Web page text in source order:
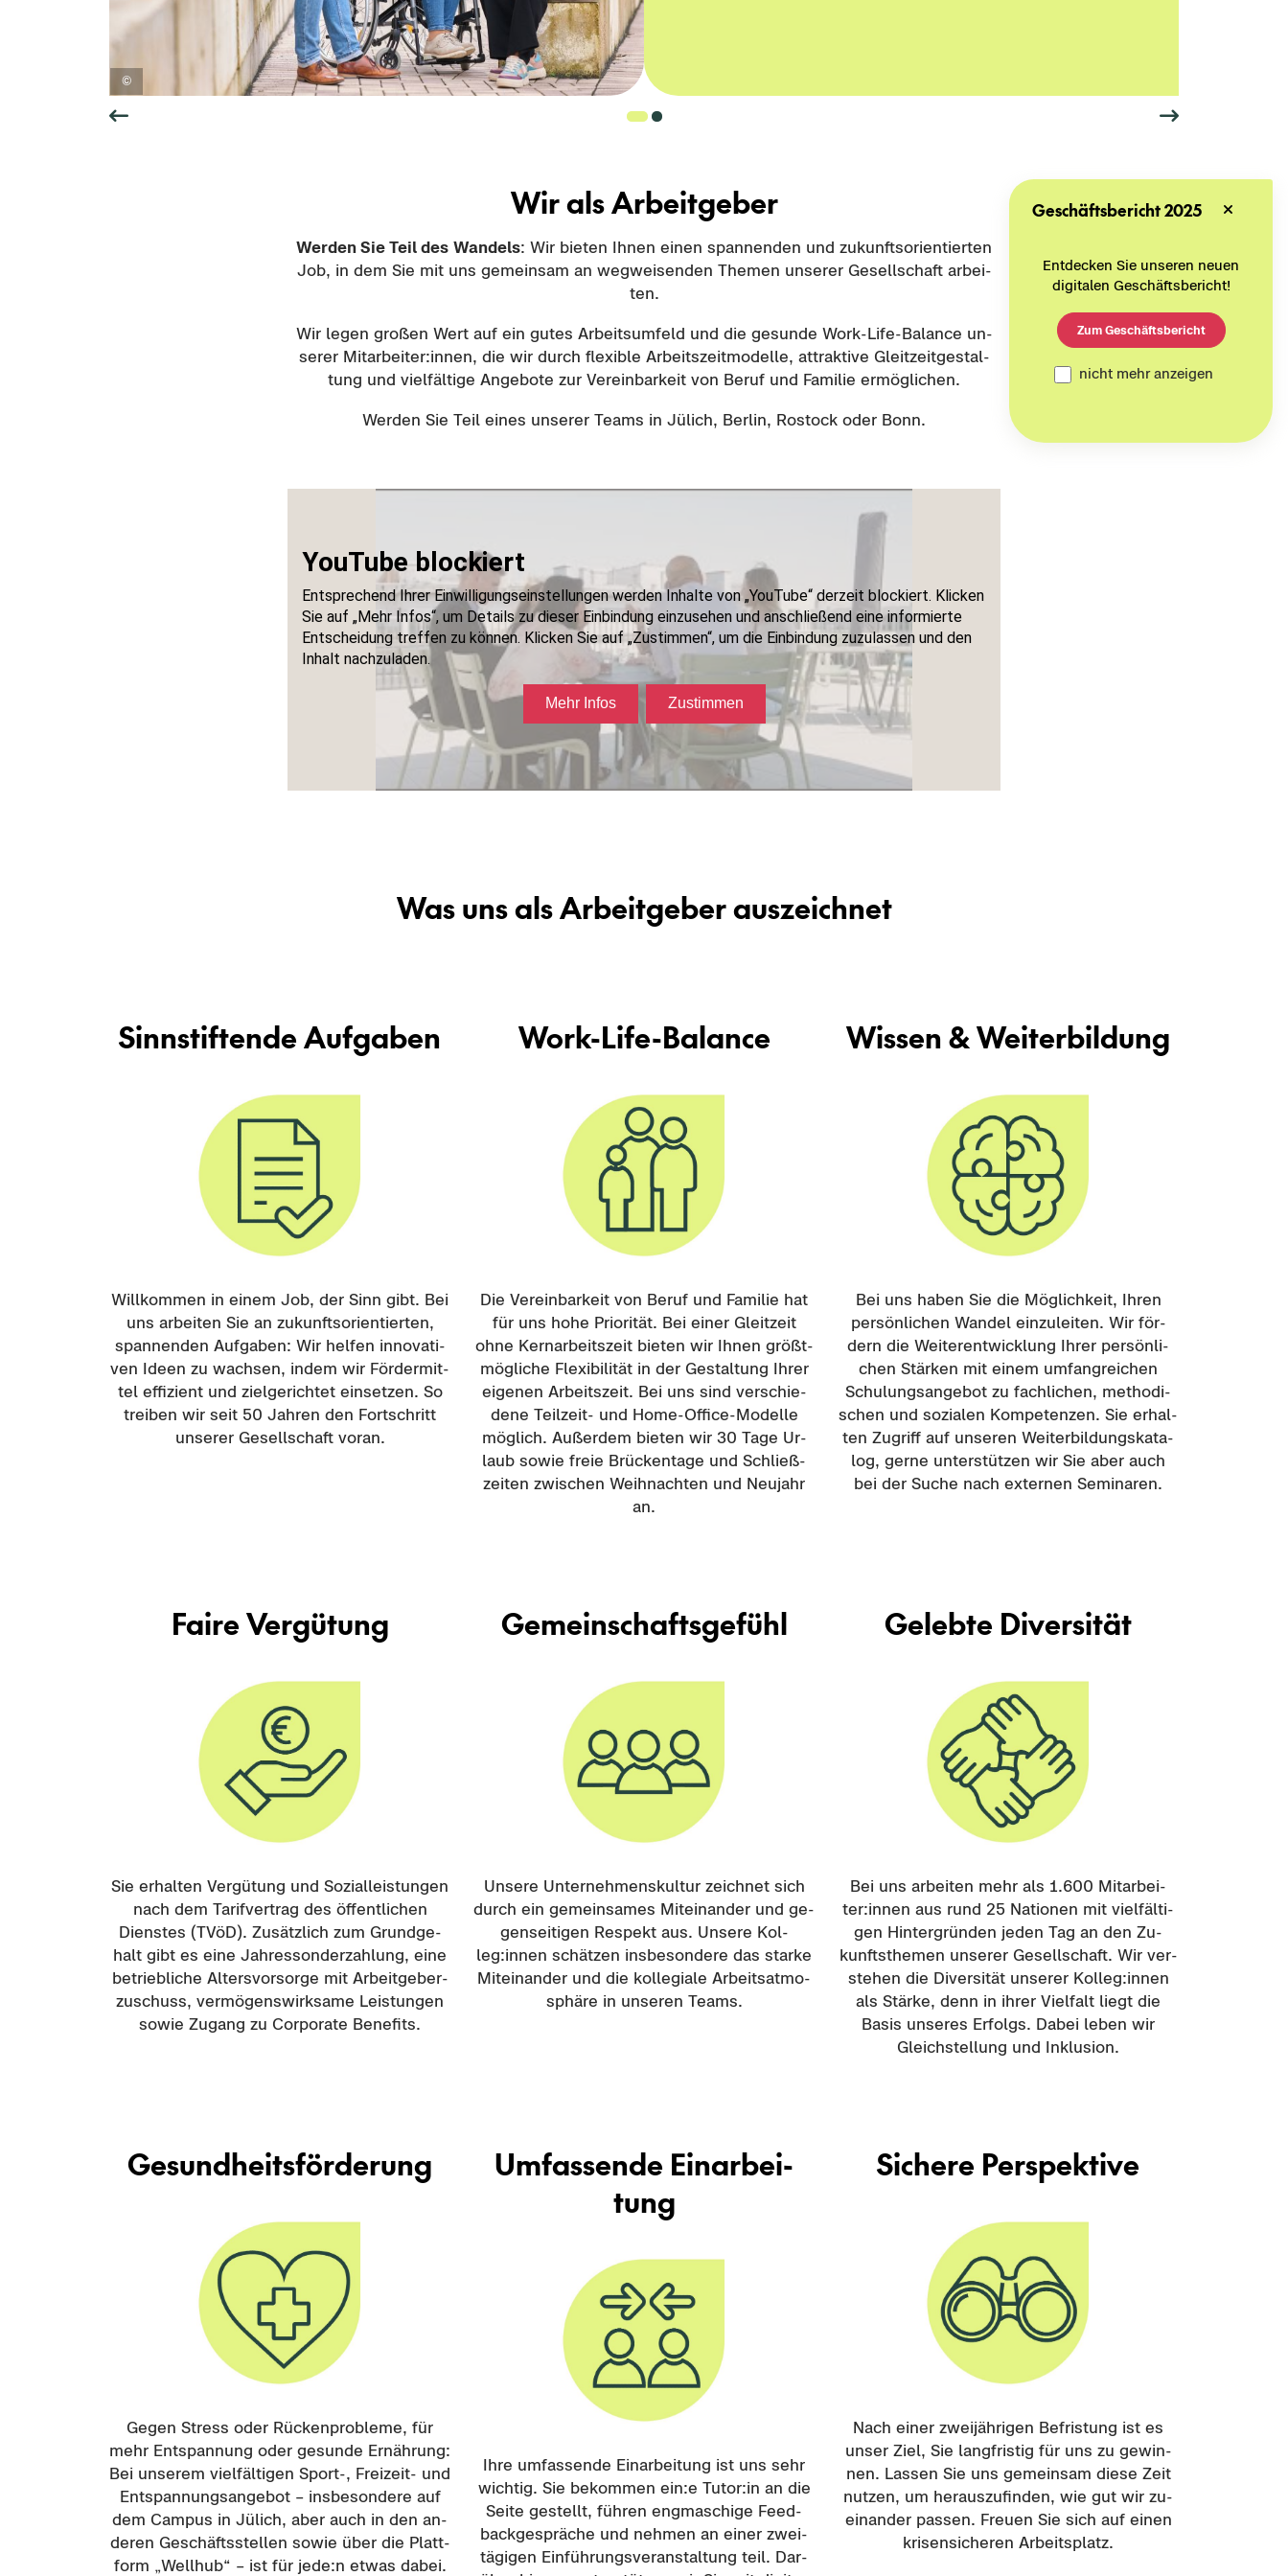
Wir als Ar­beit­ge­ber
Wer­den Sie Teil des Wan­dels: Wir bie­ten Ihnen einen span­nen­den und zu­kunfts­ori­en­tier­ten
Job, in dem Sie mit uns ge­mein­sam an weg­wei­sen­den The­men un­se­rer Ge­sell­schaft ar­bei­
ten.
Wir legen gro­ßen Wert auf ein gutes Ar­beits­um­feld und die ge­sun­de Work-​Life-Balance un­
se­rer Mit­ar­bei­ter:innen, die wir durch fle­xi­ble Ar­beits­zeit­mo­del­le, at­trak­ti­ve Gleit­zeit­ge­stal­
tung und viel­fäl­ti­ge An­ge­bo­te zur Ver­ein­bar­keit von Beruf und Fa­mi­lie er­mög­li­chen.
Wer­den Sie Teil eines un­se­rer Teams in Jü­lich, Ber­lin, Ros­tock oder Bonn.
Was uns als Ar­beit­ge­ber aus­zeich­net
Sinn­stif­ten­de Auf­ga­ben
Will­kom­men in einem Job, der Sinn gibt. Bei
uns ar­bei­ten Sie an zu­kunfts­ori­en­tier­ten,
span­nen­den Auf­ga­ben: Wir hel­fen in­no­va­ti­
ven Ideen zu wach­sen, indem wir För­der­mit­
tel ef­fi­zi­ent und ziel­ge­rich­tet ein­set­zen. So
trei­ben wir seit 50 Jah­ren den Fort­schritt
un­se­rer Ge­sell­schaft voran.
Work-​Life-Balance
Die Ver­ein­bar­keit von Beruf und Fa­mi­lie hat
für uns hohe Prio­ri­tät. Bei einer Gleit­zeit
ohne Kern­ar­beits­zeit bie­ten wir Ihnen größt­
mög­li­che Fle­xi­bi­li­tät in der Ge­stal­tung Ihrer
ei­ge­nen Ar­beits­zeit. Bei uns sind ver­schie­
de­ne Teilzeit-​ und Home-​Office-Modelle
mög­lich. Au­ßer­dem bie­ten wir 30 Tage Ur­
laub sowie freie Brü­cken­ta­ge und Schließ­
zei­ten zwi­schen Weih­nach­ten und Neu­jahr
an.
Wis­sen & Wei­ter­bil­dung
Bei uns haben Sie die Mög­lich­keit, Ihren
per­sön­li­chen Wan­del ein­zu­lei­ten. Wir för­
dern die Wei­ter­ent­wick­lung Ihrer per­sön­li­
chen Stär­ken mit einem um­fang­rei­chen
Schu­lungs­an­ge­bot zu fach­li­chen, me­tho­di­
schen und so­zia­len Kom­pe­ten­zen. Sie er­hal­
ten Zu­griff auf un­se­ren Wei­ter­bil­dungs­ka­ta­
log, gerne un­ter­stüt­zen wir Sie aber auch
bei der Suche nach ex­ter­nen Se­mi­na­ren.
Faire Ver­gü­tung
Sie er­hal­ten Ver­gü­tung und So­zi­al­leis­tun­gen
nach dem Ta­rif­ver­trag des öf­fent­li­chen
Diens­tes (TVöD). Zu­sätz­lich zum Grund­ge­
halt gibt es eine Jah­res­son­der­zah­lung, eine
be­trieb­li­che Al­ters­vor­sor­ge mit Ar­beit­ge­ber­
zu­schuss, ver­mö­gens­wirk­sa­me Leis­tun­gen
sowie Zu­gang zu Cor­po­ra­te Be­ne­fits.
Ge­mein­schafts­ge­fühl
Un­se­re Un­ter­neh­mens­kul­tur zeich­net sich
durch ein ge­mein­sa­mes Mit­ein­an­der und ge­
gen­sei­ti­gen Re­spekt aus. Un­se­re Kol­
leg:innen schät­zen ins­be­son­de­re das star­ke
Mit­ein­an­der und die kol­le­gia­le Ar­beits­at­mo­
sphä­re in un­se­ren Teams.
Ge­leb­te Di­ver­si­tät
Bei uns ar­bei­ten mehr als 1.600 Mit­ar­bei­
ter:innen aus rund 25 Na­tio­nen mit viel­fäl­ti­
gen Hin­ter­grün­den jeden Tag an den Zu­
kunfts­the­men un­se­rer Ge­sell­schaft. Wir ver­
ste­hen die Di­ver­si­tät un­se­rer Kol­leg:innen
als Stär­ke, denn in ihrer Viel­falt liegt die
Basis un­se­res Er­folgs. Dabei leben wir
Gleich­stel­lung und In­klu­si­on.
Ge­sund­heits­för­de­rung
Gegen Stress oder Rü­cken­pro­ble­me, für
mehr Ent­span­nung oder ge­sun­de Er­näh­rung:
Bei un­se­rem viel­fäl­ti­gen Sport-​, Freizeit-​ und
Ent­span­nungs­an­ge­bot – ins­be­son­de­re auf
dem Cam­pus in Jü­lich, aber auch in den an­
de­ren Ge­schäfts­stel­len sowie über die Platt­
form „Well­hub“ – ist für jede:n etwas dabei.
Um­fas­sen­de Ein­ar­bei­
tung
Ihre um­fas­sen­de Ein­ar­bei­tung ist uns sehr
wich­tig. Sie be­kom­men ein:e Tutor:in an die
Seite ge­stellt, füh­ren eng­ma­schi­ge Feed­
back­ge­sprä­che und neh­men an einer zwei­
tä­gi­gen Ein­füh­rungs­ver­an­stal­tung teil. Dar­
Si­che­re Per­spek­ti­ve
Nach einer zwei­jäh­ri­gen Be­fris­tung ist es
unser Ziel, Sie lang­fris­tig für uns zu ge­win­
nen. Las­sen Sie uns ge­mein­sam diese Zeit
nut­zen, um her­aus­zu­fin­den, wie gut wir zu­
ein­an­der pas­sen. Freu­en Sie sich auf einen
kri­sen­si­che­ren Ar­beits­platz.
Geschäftsbericht 2025
Entdecken Sie unseren neuen
digitalen Geschäftsbericht!
Zum Geschäftsbericht
nicht mehr anzeigen